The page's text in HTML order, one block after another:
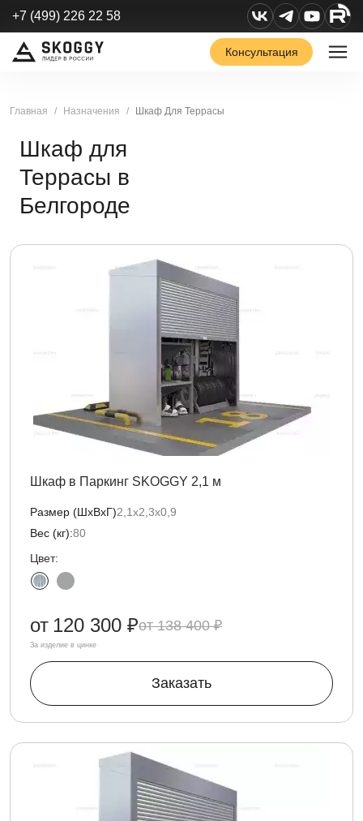
+7 (499) 226 22 58
Консультация
Главная Назначения Шкаф Для Террасы
Шкаф для
Террасы в
Белгороде
Шкаф в Паркинг SKOGGY 2,1 м
Размер (ШхВхГ)2,1х2,3х0,9
Вес (кг):80
Цвет:
138 400 ₽
от 120 300 ₽
За изделие в цинке
Заказать